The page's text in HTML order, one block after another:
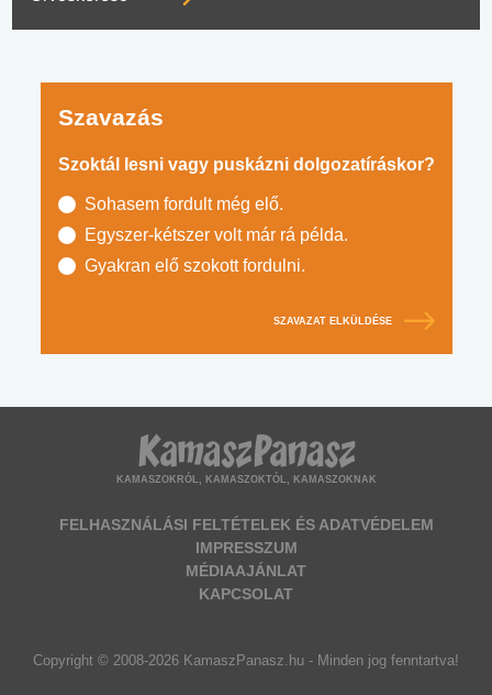
Szavazás
Szoktál lesni vagy puskázni dolgozatíráskor?
Sohasem fordult még elő.
Egyszer-kétszer volt már rá példa.
Gyakran elő szokott fordulni.
SZAVAZAT ELKÜLDÉSE
KAMASZOKRÓL, KAMASZOKTÓL, KAMASZOKNAK
FELHASZNÁLÁSI FELTÉTELEK ÉS ADATVÉDELEM
IMPRESSZUM
MÉDIAAJÁNLAT
KAPCSOLAT
Copyright © 2008-2026 KamaszPanasz.hu - Minden jog fenntartva!